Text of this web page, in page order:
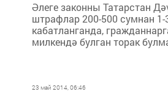
Әлеге законны Татарстан
штрафлар 200-500 сумнан
кабатланганда,
милкендә булган торак
23 май 2014, 06:46